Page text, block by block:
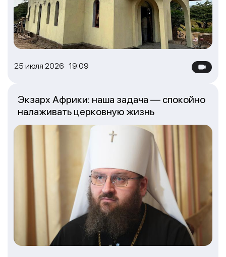
25 июля 2026 19:09
Экзарх Африки: наша задача — спокойно
налаживать церковную жизнь